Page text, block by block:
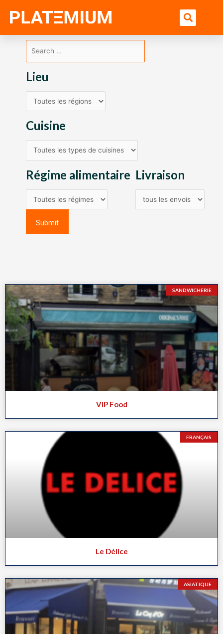
Lieu
Cuisine
Régime alimentaire Livraison
SANDWICHERIE
VIP Food
FRANÇAIS
Le Délice
ASIATIQUE
Página
Página
Página